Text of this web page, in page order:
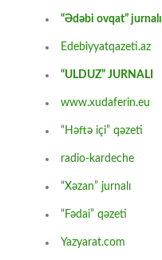
“Ədəbi ovqat” jurnalı
Edebiyyatqazeti.az
“ULDUZ” JURNALI
www.xudaferin.eu
“Həftə içi” qəzeti
radio-kardeche
“Xəzan” jurnalı
“Fədai” qəzeti
Yazyarat.com